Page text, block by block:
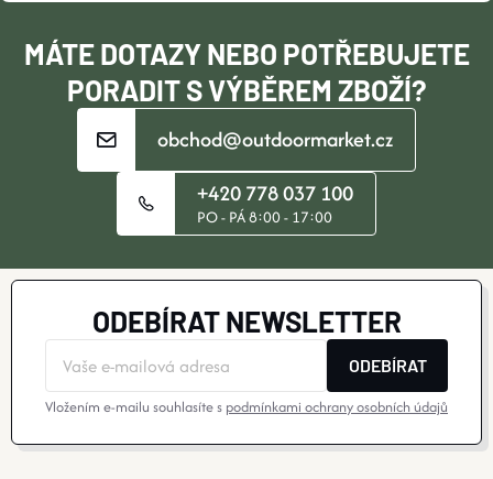
U
MÁTE DOTAZY NEBO POTŘEBUJETE
PORADIT S VÝBĚREM ZBOŽÍ?
obchod@outdoormarket.cz
+420 778 037 100
PO - PÁ 8:00 - 17:00
ODEBÍRAT NEWSLETTER
ODEBÍRAT
Vložením e-mailu souhlasíte s podmínkami ochrany osobních údajů